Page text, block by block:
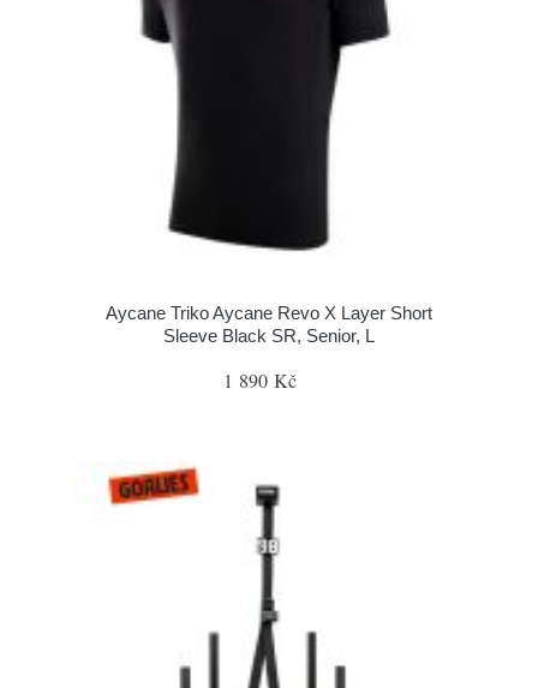
Aycane Triko Aycane Revo X Layer Short
Sleeve Black SR, Senior, L
1 890 Kč